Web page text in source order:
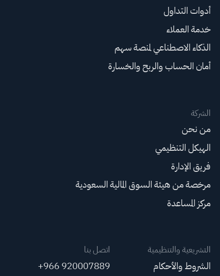
أدوات التداول
خدمة العملاء
الذكاء الاصطناعي لمنصة سهم
أمان الحساب والربح والخسارة
الشركة
من نحن
الهيكل التنظيمي
فريق الإدارة
مرخصة من هيئة السوق المالية السعودية
مركز المساعدة
التشريعية والتنظيمية
الشروط والأحكام
اتصل بنا
+966 920007889